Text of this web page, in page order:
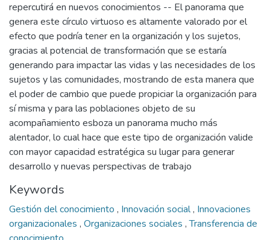
repercutirá en nuevos conocimientos -- El panorama que
genera este círculo virtuoso es altamente valorado por el
efecto que podría tener en la organización y los sujetos,
gracias al potencial de transformación que se estaría
generando para impactar las vidas y las necesidades de los
sujetos y las comunidades, mostrando de esta manera que
el poder de cambio que puede propiciar la organización para
sí misma y para las poblaciones objeto de su
acompañamiento esboza un panorama mucho más
alentador, lo cual hace que este tipo de organización valide
con mayor capacidad estratégica su lugar para generar
desarrollo y nuevas perspectivas de trabajo
Keywords
Gestión del conocimiento , Innovación social, Innovaciones
organizacionales , Organizaciones sociales ,Transferencia de